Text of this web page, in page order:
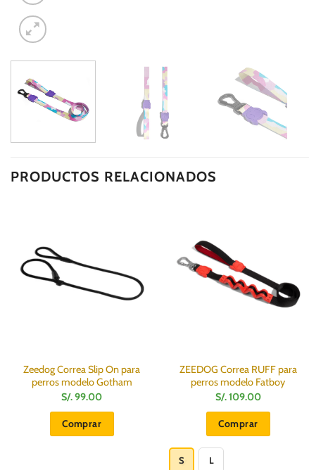
PRODUCTOS RELACIONADOS
Zeedog Correa Slip On para
perros modelo Gotham
S/.99.00
Comprar
ZEEDOG Correa RUFF para
perros modelo Fatboy
S/.109.00
Comprar
S L